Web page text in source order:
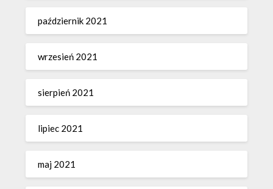
październik 2021
wrzesień 2021
sierpień 2021
lipiec 2021
maj 2021